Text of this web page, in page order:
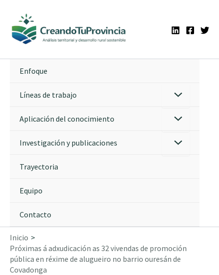
contenido
Enfoque
Líneas de trabajo
Aplicación del conocimiento
Investigación y publicaciones
Trayectoria
Equipo
Contacto
Inicio
Próximas á adxudicación as 32 vivendas de promoción
pública en réxime de alugueiro no barrio ouresán de
Covadonga